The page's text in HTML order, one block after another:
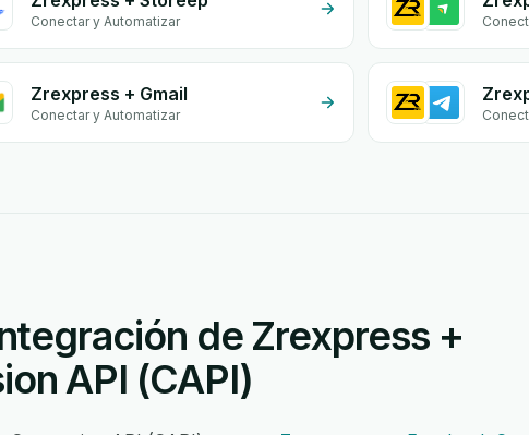
Conectar y Automatizar
Zrexpress + Gmail
Conectar y Automatizar
de Zrexpress +
API (CAPI)